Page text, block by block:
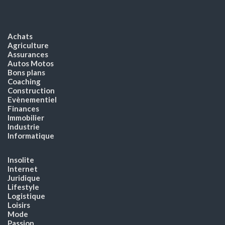
Achats
Agriculture
Assurances
Autos Motos
Bons plans
Coaching
Construction
Evènementiel
Finances
Immobilier
Industrie
Informatique
Insolite
Internet
Juridique
Lifestyle
Logistique
Loisirs
Mode
Passion